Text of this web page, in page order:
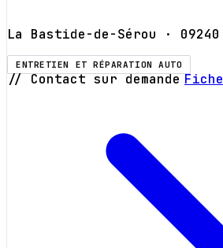
La Bastide-de-Sérou · 09240
ENTRETIEN ET RÉPARATION AUTO
// Contact sur demande Fiche